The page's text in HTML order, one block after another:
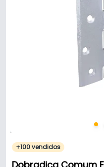
+100 vendidos